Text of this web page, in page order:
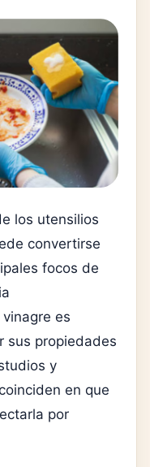
los utensilios
convertirse
focos de
es
sus propiedades
y
en que
por